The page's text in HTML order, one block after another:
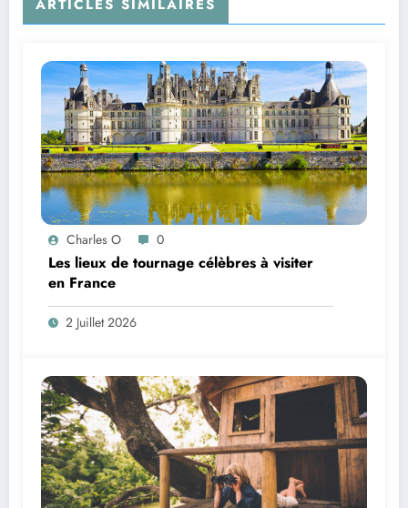
ARTICLES SIMILAIRES
Charles O 0
Les lieux de tournage célèbres à visiter
en France
2 Juillet 2026